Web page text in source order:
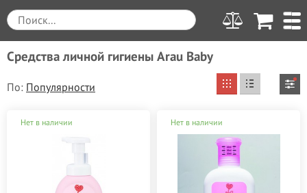
Средства личной гигиены Arau Baby
По:
Вы выбрали
Нет в наличии Нет в наличии